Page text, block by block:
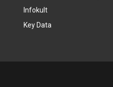
Infokult
Key Data